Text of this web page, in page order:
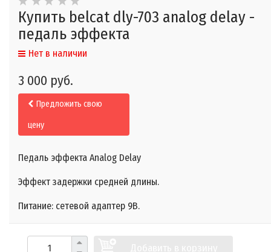
Купить belcat dly-703 analog delay -
педаль эффекта
Нет в наличии
3 000 руб.
Предложить свою
цену
Педаль эффекта Analog Delay
Эффект задержки средней длины.
Питание: сетевой адаптер 9В.